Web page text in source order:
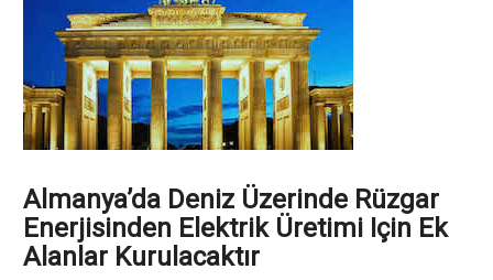
Almanya’da Deniz Üzerinde Rüzgar
Enerjisinden Elektrik Üretimi Için Ek
Alanlar Kurulacaktır